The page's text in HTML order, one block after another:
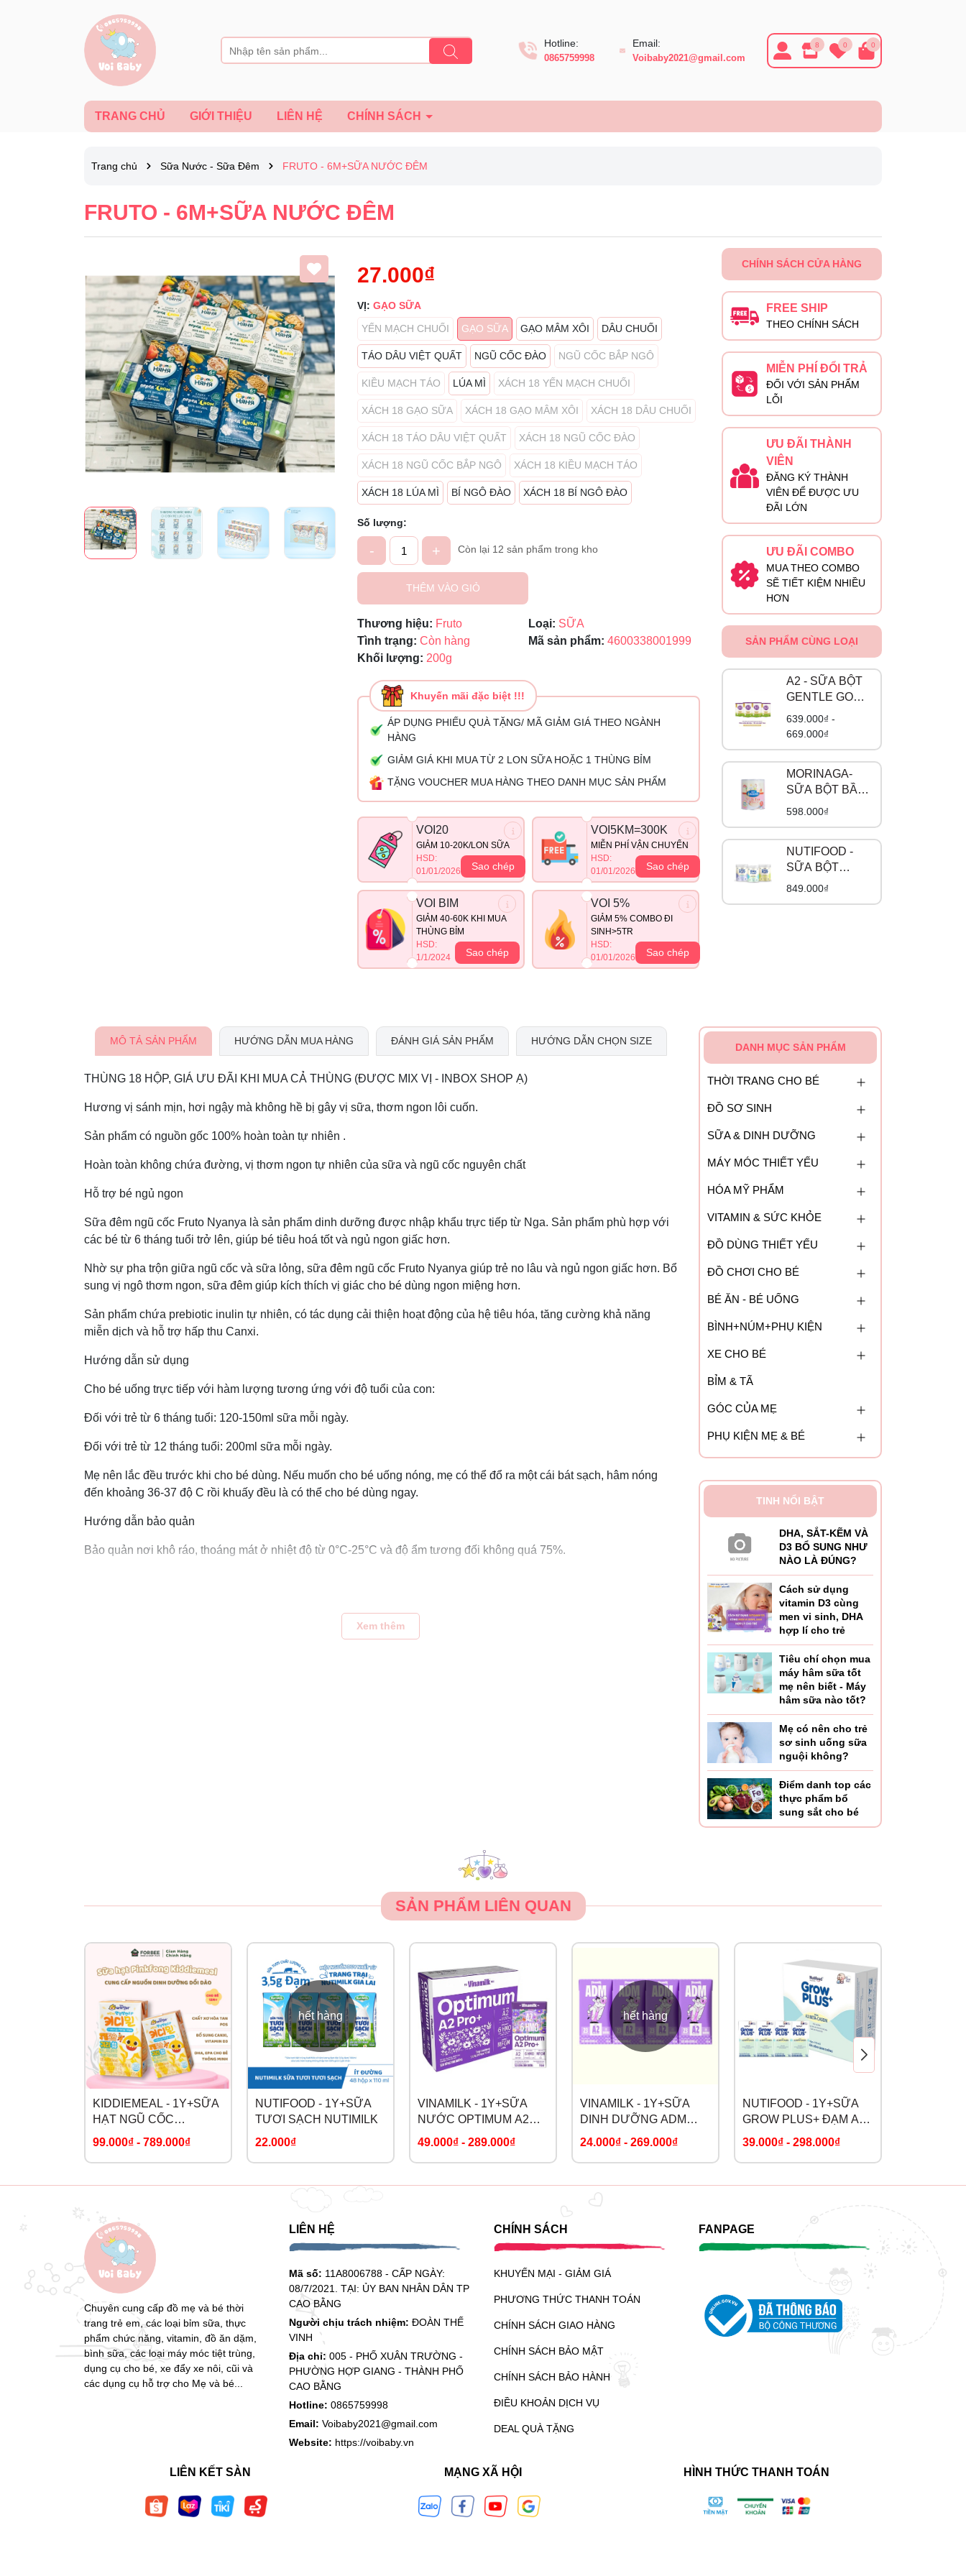
Hotline:
0865759998
Email:
Voibaby2021@gmail.com
8 0 0
TRANG CHỦ GIỚI THIỆU LIÊN HỆ CHÍNH SÁCH
Trang chủ Sữa Nước - Sữa Đêm FRUTO - 6M+SỮA NƯỚC ĐÊM
FRUTO - 6M+SỮA NƯỚC ĐÊM
27.000₫
VỊ: GẠO SỮA
YẾN MẠCH CHUỐI
GẠO SỮA GẠO MÂM XÔI DÂU CHUỐI
TÁO DÂU VIỆT QUẤT NGŨ CỐC ĐÀO NGŨ CỐC BẮP NGÔ
KIỀU MẠCH TÁO LÚA MÌ XÁCH 18 YẾN MẠCH CHUỐI
XÁCH 18 GẠO SỮA XÁCH 18 GẠO MÂM XÔI XÁCH 18 DÂU CHUỐI
XÁCH 18 TÁO DÂU VIỆT QUẤT XÁCH 18 NGŨ CỐC ĐÀO
XÁCH 18 NGŨ CỐC BẮP NGÔ XÁCH 18 KIỀU MẠCH TÁO
XÁCH 18 LÚA MÌ BÍ NGÔ ĐÀO XÁCH 18 BÍ NGÔ ĐÀO
Số lượng:
- + Còn lại 12 sản phẩm trong kho
THÊM VÀO GIỎ
Thương hiệu: Fruto Loại: SỮA
Tình trạng: Còn hàng Mã sản phẩm: 4600338001999
Khối lượng: 200g
Khuyến mãi đặc biệt !!!
ÁP DỤNG PHIẾU QUÀ TẶNG/ MÃ GIẢM GIÁ THEO NGÀNH
HÀNG
GIẢM GIÁ KHI MUA TỪ 2 LON SỮA HOẶC 1 THÙNG BỈM
TẶNG VOUCHER MUA HÀNG THEO DANH MỤC SẢN PHẨM
VOI20
GIẢM 10-20K/LON SỮA
HSD:
01/01/2026
Sao chép
VOI5KM=300K
MIỄN PHÍ VẬN CHUYỂN
HSD:
01/01/2026
Sao chép
VOI BIM
GIẢM 40-60K KHI MUA
THÙNG BỈM
HSD:
1/1/2024
Sao chép
VOI 5%
GIẢM 5% COMBO ĐI
SINH>5TR
HSD:
01/01/2026
Sao chép
Mã giảm giá:
Ngày hết hạn:
Điều kiện:
CHÍNH SÁCH CỬA HÀNG
FREE SHIP
THEO CHÍNH SÁCH
MIỄN PHÍ ĐỔI TRẢ
ĐỐI VỚI SẢN PHẨM
LỖI
ƯU ĐÃI THÀNH
VIÊN
ĐĂNG KÝ THÀNH
VIÊN ĐỂ ĐƯỢC ƯU
ĐÃI LỚN
ƯU ĐÃI COMBO
MUA THEO COMBO
SẼ TIẾT KIỆM NHIỀU
HƠN
SẢN PHẨM CÙNG LOẠI
A2 - SỮA BỘT
GENTLE GOLD
ĐẠM A2
639.000₫ -
669.000₫
MORINAGA-
SỮA BỘT BẦU
VỊ TRÀ SỮA
598.000₫
NUTIFOOD -
SỮA BỘT
GROW PLUS
849.000₫
MÔ TẢ SẢN PHẨM HƯỚNG DẪN MUA HÀNG ĐÁNH GIÁ SẢN PHẨM HƯỚNG DẪN CHỌN SIZE
THÙNG 18 HỘP, GIÁ ƯU ĐÃI KHI MUA CẢ THÙNG (ĐƯỢC MIX VỊ - INBOX SHOP Ạ)
Hương vị sánh mịn, hơi ngậy mà không hề bị gây vị sữa, thơm ngon lôi cuốn.
Sản phẩm có nguồn gốc 100% hoàn toàn tự nhiên .
Hoàn toàn không chứa đường, vị thơm ngon tự nhiên của sữa và ngũ cốc nguyên chất
Hỗ trợ bé ngủ ngon
Sữa đêm ngũ cốc Fruto Nyanya là sản phẩm dinh dưỡng được nhập khẩu trực tiếp từ Nga. Sản phẩm phù hợp với
các bé từ 6 tháng tuổi trở lên, giúp bé tiêu hoá tốt và ngủ ngon giấc hơn.
Nhờ sự pha trộn giữa ngũ cốc và sữa lỏng, sữa đêm ngũ cốc Fruto Nyanya giúp trẻ no lâu và ngủ ngon giấc hơn. Bổ
sung vị ngô thơm ngon, sữa đêm giúp kích thích vị giác cho bé dùng ngon miệng hơn.
Sản phẩm chứa prebiotic inulin tự nhiên, có tác dụng cải thiện hoạt động của hệ tiêu hóa, tăng cường khả năng
miễn dịch và hỗ trợ hấp thu Canxi.
Hướng dẫn sử dụng
Cho bé uống trực tiếp với hàm lượng tương ứng với độ tuổi của con:
Đối với trẻ từ 6 tháng tuổi: 120-150ml sữa mỗi ngày.
Đối với trẻ từ 12 tháng tuổi: 200ml sữa mỗi ngày.
Mẹ nên lắc đều trước khi cho bé dùng. Nếu muốn cho bé uống nóng, mẹ có thể đổ ra một cái bát sạch, hâm nóng
đến khoảng 36-37 độ C rồi khuấy đều là có thể cho bé dùng ngay.
Hướng dẫn bảo quản
Bảo quản nơi khô ráo, thoáng mát ở nhiệt độ từ 0°С-25°С và độ ẩm tương đối không quá 75%.
Xem thêm
DANH MỤC SẢN PHẨM
THỜI TRANG CHO BÉ
ĐỒ SƠ SINH
SỮA & DINH DƯỠNG
MÁY MÓC THIẾT YẾU
HÓA MỸ PHẨM
VITAMIN & SỨC KHỎE
ĐỒ DÙNG THIẾT YẾU
ĐỒ CHƠI CHO BÉ
BÉ ĂN - BÉ UỐNG
BÌNH+NÚM+PHỤ KIỆN
XE CHO BÉ
BỈM & TÃ
GÓC CỦA MẸ
PHỤ KIỆN MẸ & BÉ
TINH NỔI BẬT
DHA, SẮT-KẼM VÀ
D3 BỔ SUNG NHƯ
NÀO LÀ ĐÚNG?
Cách sử dụng
vitamin D3 cùng
men vi sinh, DHA
hợp lí cho trẻ
Tiêu chí chọn mua
máy hâm sữa tốt
mẹ nên biết - Máy
hâm sữa nào tốt?
Mẹ có nên cho trẻ
sơ sinh uống sữa
nguội không?
Điểm danh top các
thực phẩm bổ
sung sắt cho bé
SẢN PHẨM LIÊN QUAN
KIDDIEMEAL - 1Y+SỮA
HẠT NGŨ CỐC
PINKFONG
99.000₫ - 789.000₫
hết hàng
NUTIFOOD - 1Y+SỮA
TƯƠI SẠCH NUTIMILK
22.000₫
VINAMILK - 1Y+SỮA
NƯỚC OPTIMUM A2
PRO+6HMO TÍM
49.000₫ - 289.000₫
hết hàng
VINAMILK - 1Y+SỮA
DINH DƯỠNG ADM
ĐẠM A2
24.000₫ - 269.000₫
NUTIFOOD - 1Y+SỮA
GROW PLUS+ ĐẠM A2
BETA-CASEIN
39.000₫ - 298.000₫
Chuyên cung cấp đồ mẹ và bé thời
trang trẻ em, các loại bỉm sữa, thực
phẩm chức năng, vitamin, đồ ăn dặm,
bình sữa, các loại máy móc tiệt trùng,
dụng cụ cho bé, xe đẩy xe nôi, cũi và
các dụng cụ hỗ trợ cho Mẹ và bé...
LIÊN HỆ
Mã số: 11A8006788 - CẤP NGÀY:
08/7/2021. TẠI: ỦY BAN NHÂN DÂN TP
CAO BẰNG
Người chịu trách nhiệm: ĐOÀN THẾ
VINH
Địa chỉ: 005 - PHỐ XUÂN TRƯỜNG -
PHƯỜNG HỢP GIANG - THÀNH PHỐ
CAO BẰNG
Hotline: 0865759998
Email: Voibaby2021@gmail.com
Website: https://voibaby.vn
CHÍNH SÁCH
KHUYẾN MẠI - GIẢM GIÁ
PHƯƠNG THỨC THANH TOÁN
CHÍNH SÁCH GIAO HÀNG
CHÍNH SÁCH BẢO MẬT
CHÍNH SÁCH BẢO HÀNH
ĐIỀU KHOẢN DỊCH VỤ
DEAL QUÀ TẶNG
FANPAGE
LIÊN KẾT SÀN MẠNG XÃ HỘI HÌNH THỨC THANH TOÁN